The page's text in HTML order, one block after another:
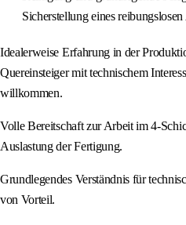
Sicherstellung eines
Idealerweise Erfahrung in der
Quereinsteiger mit technischem
willkommen.
Volle Bereitschaft zur Arbeit im 4-
Auslastung der Fertigung.
Grundlegendes Verständnis für
von Vorteil.